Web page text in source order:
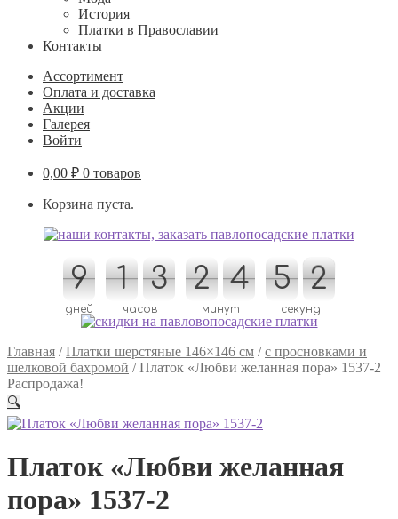
История
Платки в Православии
Контакты
Ассортимент
Оплата и доставка
Акции
Галерея
Войти
0,00 ₽ 0 товаров
Корзина пуста.
9
9
дней
1
1 3
3
часов
2
2 4
4
минут
5
5 2
1
1
2
секунд
Главная /Платки шерстяные 146×146 см /с просновками и
шелковой бахромой /Платок «Любви желанная пора» 1537-2
Распродажа!
🔍
Платок «Любви желанная
пора» 1537-2